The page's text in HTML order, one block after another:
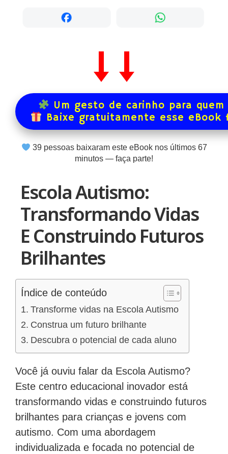
Um gesto de carinho para
Baixe gratuitamente esse
39pessoas baixaram este eBook nos últimos 67
minutos — faça parte!
Escola Autismo:
Transformando Vidas
E Construindo Futuros
Brilhantes
Índice de conteúdo
Transforme vidas na Escola Autismo
Construa um futuro brilhante
Descubra o potencial de cada aluno
Você já ouviu falar da Escola Autismo?
Este centro educacional inovador está
transformando vidas e construindo futuros
brilhantes para crianças e jovens com
autismo. Com uma abordagem
individualizada e focada no potencial de